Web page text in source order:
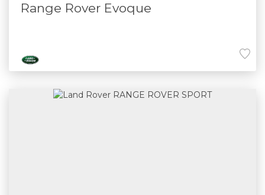
Range Rover Evoque